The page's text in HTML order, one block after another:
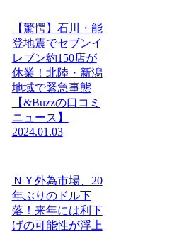
【驚愕】石川・能
登地震でセブンイ
レブン約150店が
休業！北陸・新潟
地域で緊急事態
【&Buzzの口コミ
ニュース】
2024.01.03
ＮＹ外為市場、20
年ぶりのドル下
落！来年には利下
げの可能性が浮上